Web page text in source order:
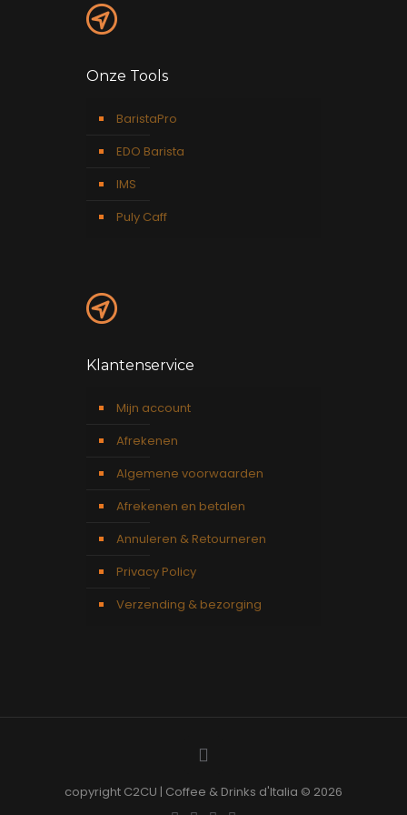
Onze Tools
BaristaPro
EDO Barista
IMS
Puly Caff
Klantenservice
Mijn account
Afrekenen
Algemene voorwaarden
Afrekenen en betalen
Annuleren & Retourneren
Privacy Policy
Verzending & bezorging
copyright C2CU | Coffee & Drinks d'Italia © 2026